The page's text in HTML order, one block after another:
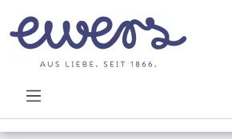
Zum Hauptinhalt springen